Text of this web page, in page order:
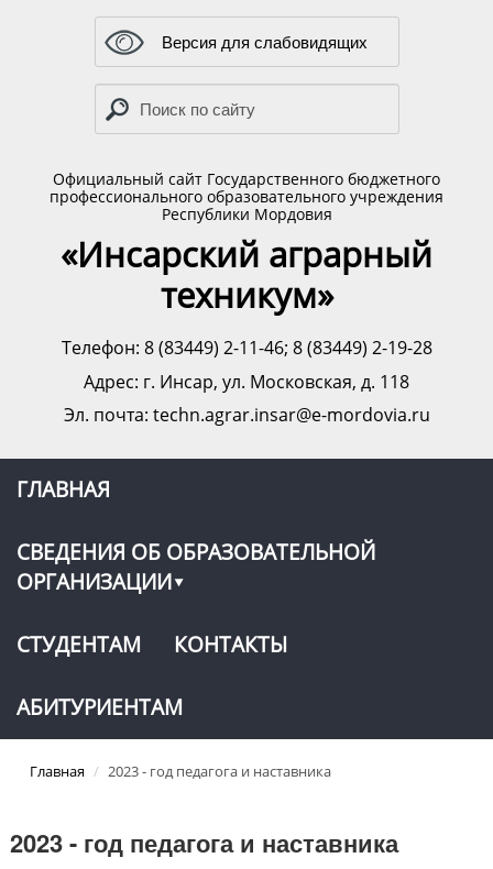
Версия для слабовидящих
Официальный сайт Государственного бюджетного
профессионального образовательного учреждения
Республики Мордовия
«Инсарский аграрный
техникум»
Телефон: 8 (83449) 2-11-46; 8 (83449) 2-19-28
Адрес: г. Инсар, ул. Московская, д. 118
Эл. почта: techn.agrar.insar@e-mordovia.ru
ГЛАВНАЯ
СВЕДЕНИЯ ОБ ОБРАЗОВАТЕЛЬНОЙ
ОРГАНИЗАЦИИ
СТУДЕНТАМ КОНТАКТЫ
АБИТУРИЕНТАМ
Главная / 2023 - год педагога и наставника
2023 - год педагога и наставника